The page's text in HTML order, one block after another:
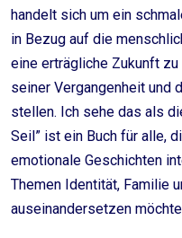
handelt sich um ein
in Bezug auf die
eine erträgliche Zukunft
seiner Vergangenheit und
stellen. Ich sehe das als
Seil” ist ein Buch für alle,
emotionale Geschichten
Themen Identität, Familie
auseinandersetzen